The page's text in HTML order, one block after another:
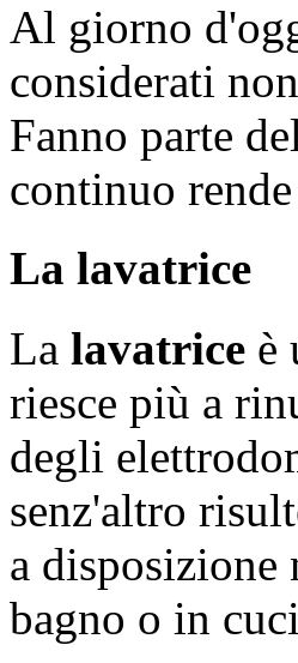
Al giorno
considerati
Fanno parte
continuo
La lavatrice
La lavatrice è
riesce più a
degli
senz'altro
a disposizione
bagno o in